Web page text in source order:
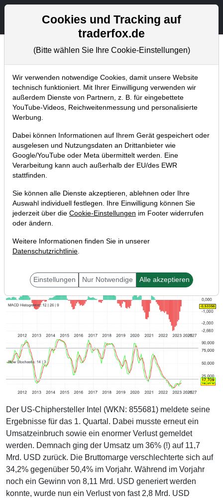
Aktien- und Artikelsuche
Chartanalysen
Home Blog Chartanalysen
Chartanalyse Intel: Ist der
Turnaround bereits eingeleitet?
30.04.2023 um 13:02 Uhr | P. Uhlschmied
Der US-Chiphersteller Intel (WKN: 855681) meldete seine
Ergebnisse für das 1. Quartal. Dabei musste erneut ein
Umsatzeinbruch sowie ein enormer Verlust gemeldet
werden. Demnach ging der Umsatz um 36% (!) auf 11,7
Mrd. USD zurück. Die Bruttomarge verschlechterte sich auf
34,2% gegenüber 50,4% im Vorjahr. Während im Vorjahr
noch ein Gewinn von 8,11 Mrd. USD generiert werden
konnte, wurde nun ein Verlust von fast 2,8 Mrd. USD
Cookies und Tracking auf
traderfox.de
(Bitte wählen Sie Ihre Cookie-Einstellungen)
Wir verwenden notwendige Cookies, damit unsere Website
technisch funktioniert. Mit Ihrer Einwilligung verwenden wir
außerdem Dienste von Partnern, z. B. für eingebettete
YouTube-Videos, Reichweitenmessung und personalisierte
Werbung.
Dabei können Informationen auf Ihrem Gerät gespeichert oder
ausgelesen und Nutzungsdaten an Drittanbieter wie
Google/YouTube oder Meta übermittelt werden. Eine
Verarbeitung kann auch außerhalb der EU/des EWR
stattfinden.
Sie können alle Dienste akzeptieren, ablehnen oder Ihre
Auswahl individuell festlegen. Ihre Einwilligung können Sie
jederzeit über die Cookie-Einstellungen im Footer widerrufen
oder ändern.
Weitere Informationen finden Sie in unserer
Datenschutzrichtlinie.
Einstellungen Nur Notwendige Alle akzeptieren